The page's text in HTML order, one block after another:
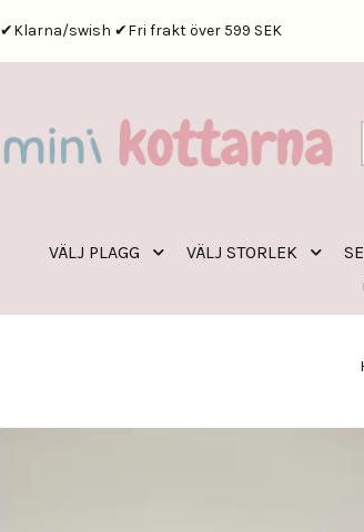
✔Klarna/swish ✔Fri frakt över 599 SEK
VÄLJ PLAGG VÄLJ STORLEK